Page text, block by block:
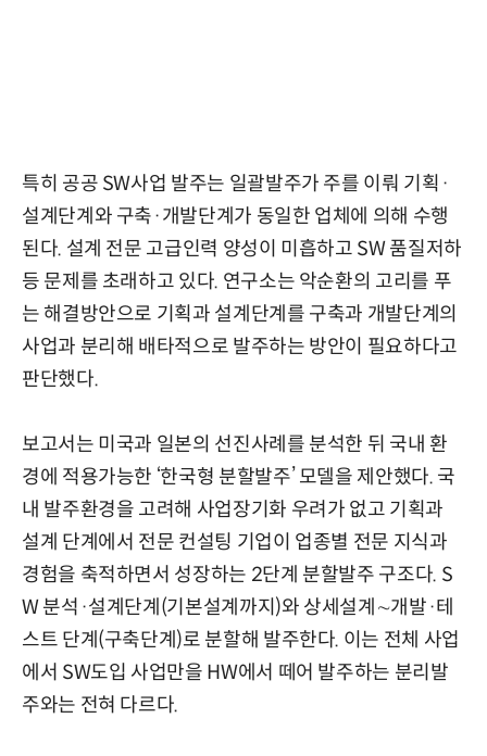
특히 공공 SW사업 발주는 일괄발주가 주를 이뤄 기획·
설계단계와 구축·개발단계가 동일한 업체에 의해 수행
된다. 설계 전문 고급인력 양성이 미흡하고 SW 품질저하
등 문제를 초래하고 있다. 연구소는 악순환의 고리를 푸
는 해결방안으로 기획과 설계단계를 구축과 개발단계의
사업과 분리해 배타적으로 발주하는 방안이 필요하다고
판단했다.
보고서는 미국과 일본의 선진사례를 분석한 뒤 국내 환
경에 적용가능한 ‘한국형 분할발주’ 모델을 제안했다. 국
내 발주환경을 고려해 사업장기화 우려가 없고 기획과
설계 단계에서 전문 컨설팅 기업이 업종별 전문 지식과
경험을 축적하면서 성장하는 2단계 분할발주 구조다. S
W 분석·설계단계(기본설계까지)와 상세설계∼개발·테
스트 단계(구축단계)로 분할해 발주한다. 이는 전체 사업
에서 SW도입 사업만을 HW에서 떼어 발주하는 분리발
주와는 전혀 다르다.